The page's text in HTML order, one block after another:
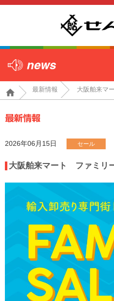
最新情報 大阪舶来マ
2026年06月15日 セール
大阪舶来マート ファミリ